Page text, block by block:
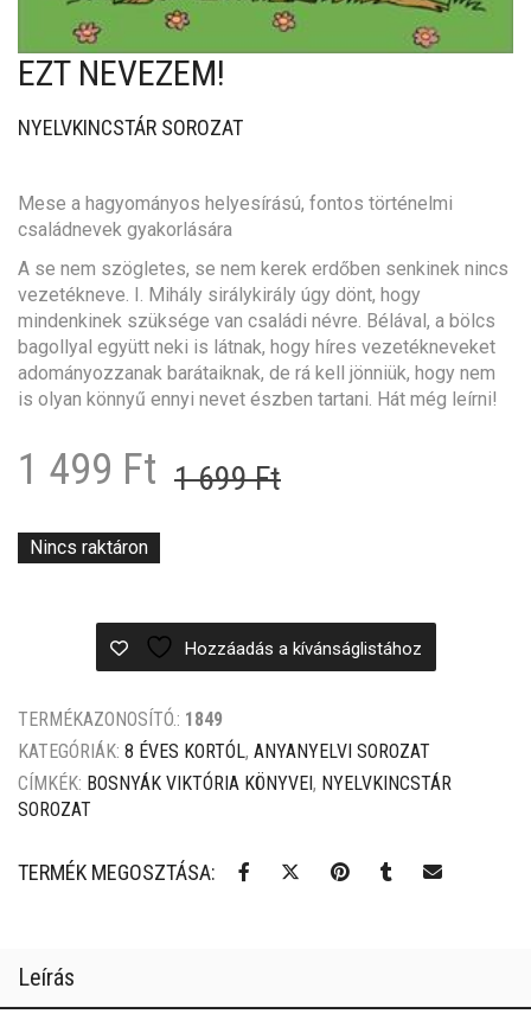
EZT NEVEZEM!
NYELVKINCSTÁR SOROZAT
Mese a hagyományos helyesírású, fontos történelmi
családnevek gyakorlására
A se nem szögletes, se nem kerek erdőben senkinek nincs
vezetékneve. I. Mihály sirálykirály úgy dönt, hogy
mindenkinek szüksége van családi névre. Bélával, a bölcs
bagollyal együtt neki is látnak, hogy híres vezetékneveket
adományozzanak barátaiknak, de rá kell jönniük, hogy nem
is olyan könnyű ennyi nevet észben tartani. Hát még leírni!
1 699FtOriginal
699 Ft.
1 499 Ft
Current
499 Ft.
Nincs raktáron
Hozzáadás a kívánságlistához
TERMÉKAZONOSÍTÓ.: 1849
KATEGÓRIÁK: 8 ÉVES KORTÓL, ANYANYELVI SOROZAT
CÍMKÉK: BOSNYÁK VIKTÓRIA KÖNYVEI, NYELVKINCSTÁR
SOROZAT
TERMÉK MEGOSZTÁSA:
Leírás